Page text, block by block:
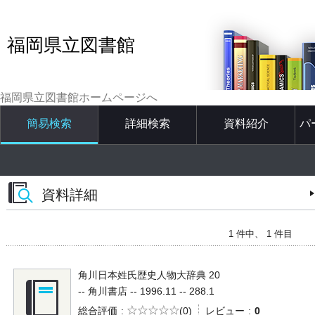
福岡県立図書館
福岡県立図書館ホームページへ
簡易検索 詳細検索 資料紹介 パ
資料詳細
1 件中、 1 件目
角川日本姓氏歴史人物大辞典 20
-- 角川書店 -- 1996.11 -- 288.1
総合評価
5段階評価
(0) レビュー 0